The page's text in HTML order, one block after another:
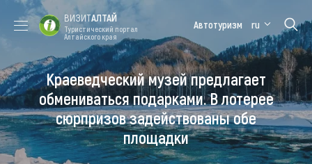
Форум VISIT
ALTAI
Цветение
маральника
Медицинский
форум
Алтайская
зимовка
Туры
Где побывать
ВИЗИТАЛТАЙ
Туристический портал
Алтайского края
Автотуризм ru
Краеведческий музей предлагает
обмениваться подарками. В лотерее
сюрпризов задействованы обе
площадки